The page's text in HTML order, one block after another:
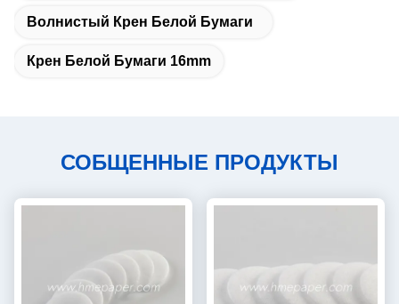
Волнистый Крен Белой Бумаги
Крен Белой Бумаги 16mm
СОБЩЕННЫЕ ПРОДУКТЫ